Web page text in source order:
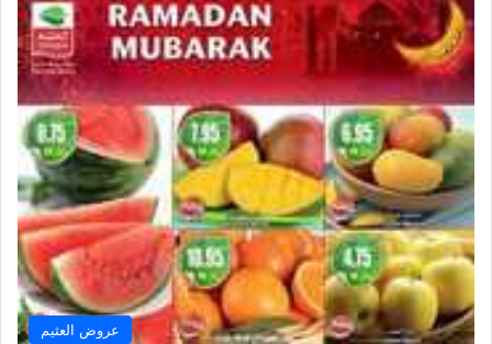
عروض العثيم